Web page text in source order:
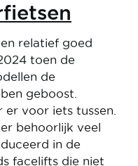
relatief goed
toen de
de
geboost.
voor iets tussen.
behoorlijk veel
in de
facelifts die niet